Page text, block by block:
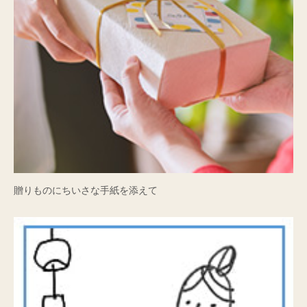
贈りものにちいさな手紙を添えて